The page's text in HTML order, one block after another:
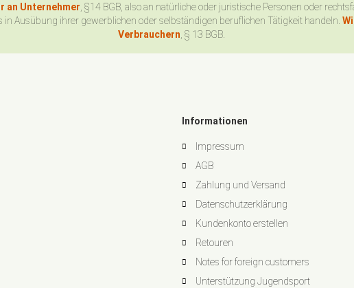
an Unternehmer , §14 BGB, also an natürliche oder juristische Personen oder
in Ausübung ihrer gewerblichen oder selbständigen beruflichen Tätigkeit handeln.
Verbrauchern , § 13 BGB.
Informationen
Impressum
AGB
Zahlung und Versand
Datenschutzerklärung
Kundenkonto erstellen
Retouren
Notes for foreign customers
Unterstützung Jugendsport